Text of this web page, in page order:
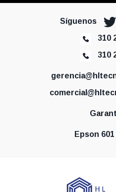
Síguenos
310
310
Epson 601